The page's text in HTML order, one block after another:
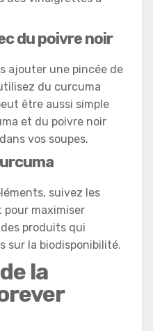
du poivre noir
ajouter une pincée de
du curcuma
être aussi simple
et du poivre noir
vos soupes.
suivez les
maximiser
des produits qui
sur la biodisponibilité.
la